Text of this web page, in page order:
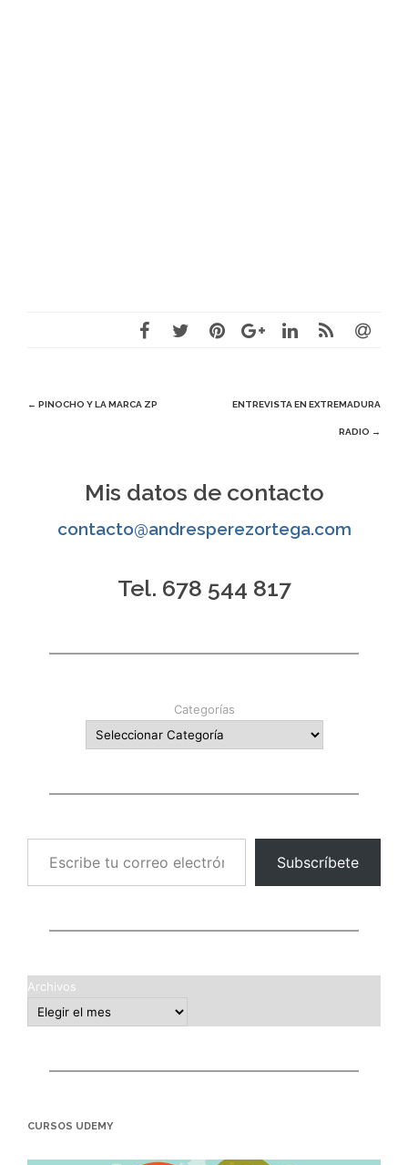
Navegación
← PINOCHO Y LA MARCA ZP ENTREVISTA EN EXTREMADURA
RADIO →
Mis datos de contacto
contacto@andresperezortega.com
Tel. 678 544 817
Categorías
Escribe tu correo electrónico…
Subscríbete
Archivos
CURSOS UDEMY